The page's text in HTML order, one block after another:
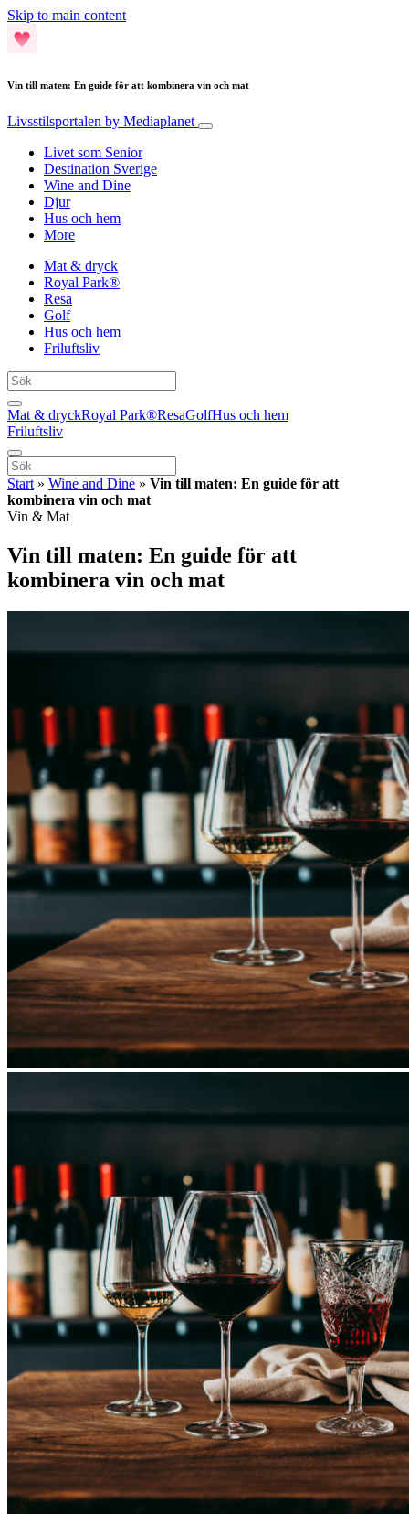
Skip to main content
Vin till maten: En guide för att kombinera vin och mat
Livsstilsportalen by Mediaplanet
Livet som Senior
Destination Sverige
Wine and Dine
Djur
Hus och hem
More
Mat & dryck
Royal Park®
Resa
Golf
Hus och hem
Friluftsliv
Mat & dryckRoyal Park®ResaGolfHus och hem
Friluftsliv
Start » Wine and Dine » Vin till maten: En guide för att
kombinera vin och mat
Vin & Mat
Vin till maten: En guide för att
kombinera vin och mat